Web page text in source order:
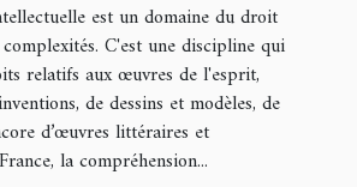
est un domaine du droit
C'est une discipline qui
relatifs aux œuvres de l'esprit,
de dessins et modèles, de
d’œuvres littéraires et
la compréhension...